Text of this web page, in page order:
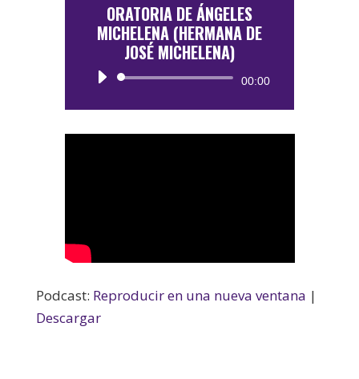
ORATORIA DE ÁNGELES
MICHELENA (HERMANA DE
JOSÉ MICHELENA)
Reproductor
00:00
Podcast: Reproducir en una nueva ventana |
Descargar